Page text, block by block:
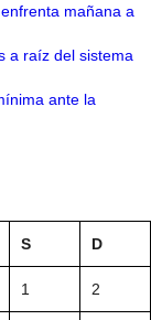
mañana a
a raíz del sistema
ante la
S D
1 2